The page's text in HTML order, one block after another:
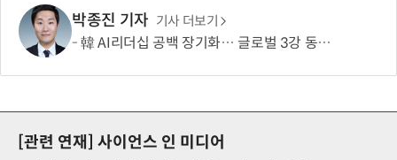
박종진 기자 기사 더보기
韓 AI리더십 공백 장기화… 글로벌 3강 동력 꺼져간다
[관련 연재]
사이언스 인 미디어